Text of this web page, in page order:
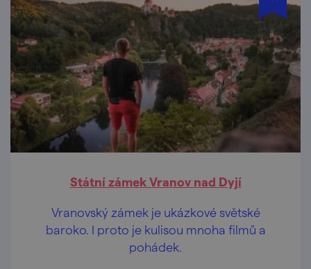
Státní zámek Vranov nad Dyjí
Vranovský zámek je ukázkové světské
baroko. I proto je kulisou mnoha filmů a
pohádek.